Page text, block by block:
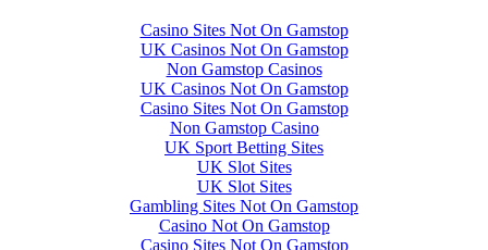
Casino Sites Not On Gamstop
UK Casinos Not On Gamstop
Non Gamstop Casinos
UK Casinos Not On Gamstop
Casino Sites Not On Gamstop
Non Gamstop Casino
UK Sport Betting Sites
UK Slot Sites
UK Slot Sites
Gambling Sites Not On Gamstop
Casino Not On Gamstop
Casino Sites Not On Gamstop